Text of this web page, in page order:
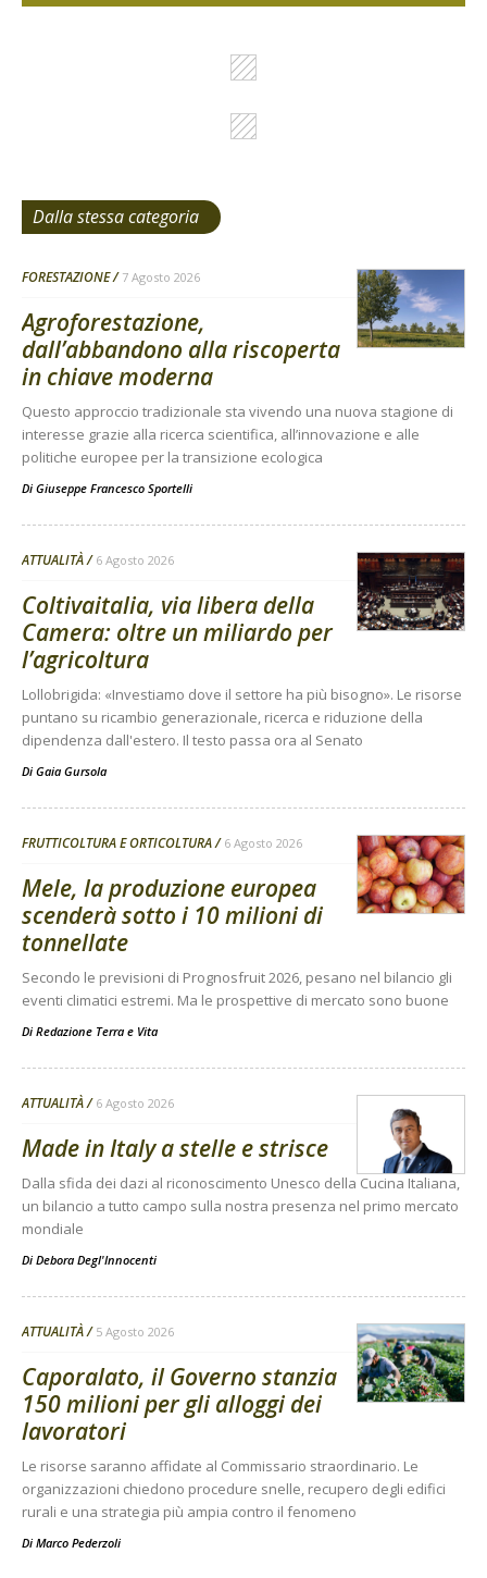
Dalla stessa categoria
FORESTAZIONE 7 Agosto 2026
Agroforestazione,
dall’abbandono alla riscoperta
in chiave moderna
Questo approccio tradizionale sta vivendo una nuova stagione di
interesse grazie alla ricerca scientifica, all’innovazione e alle
politiche europee per la transizione ecologica
Di Giuseppe Francesco Sportelli
ATTUALITÀ 6 Agosto 2026
Coltivaitalia, via libera della
Camera: oltre un miliardo per
l’agricoltura
Lollobrigida: «Investiamo dove il settore ha più bisogno». Le risorse
puntano su ricambio generazionale, ricerca e riduzione della
dipendenza dall'estero. Il testo passa ora al Senato
Di Gaia Gursola
FRUTTICOLTURA E ORTICOLTURA 6 Agosto 2026
Mele, la produzione europea
scenderà sotto i 10 milioni di
tonnellate
Secondo le previsioni di Prognosfruit 2026, pesano nel bilancio gli
eventi climatici estremi. Ma le prospettive di mercato sono buone
Di Redazione Terra e Vita
ATTUALITÀ 6 Agosto 2026
Made in Italy a stelle e strisce
Dalla sfida dei dazi al riconoscimento Unesco della Cucina Italiana,
un bilancio a tutto campo sulla nostra presenza nel primo mercato
mondiale
Di Debora Degl'Innocenti
ATTUALITÀ 5 Agosto 2026
Caporalato, il Governo stanzia
150 milioni per gli alloggi dei
lavoratori
Le risorse saranno affidate al Commissario straordinario. Le
organizzazioni chiedono procedure snelle, recupero degli edifici
rurali e una strategia più ampia contro il fenomeno
Di Marco Pederzoli